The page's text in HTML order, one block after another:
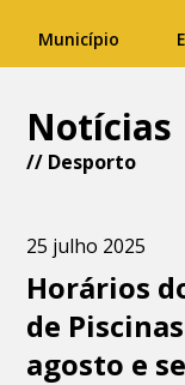
Município
Notícias
// Desporto
25 julho 2025
Horários
de
agosto e